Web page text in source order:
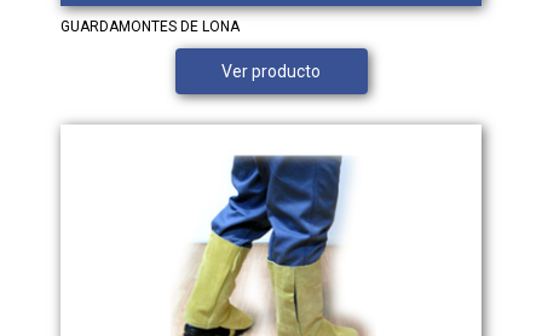
GUARDAMONTES DE LONA
Ver producto